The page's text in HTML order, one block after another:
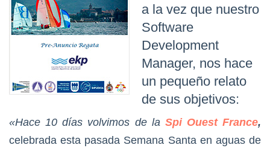
a la vez que nuestro
Software
Development
Manager, nos hace
un pequeño relato
de sus objetivos:
«Hace 10 días volvimos de la Spi Ouest France,
celebrada esta pasada Semana Santa en aguas de